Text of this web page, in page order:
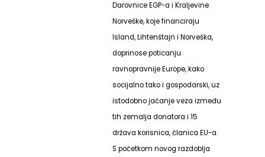
Darovnice EGP-a i Kraljevine
Norveške, koje financiraju
Island, Lihtenštajn i Norveška,
doprinose poticanju
ravnopravnije Europe, kako
socijalno tako i gospodarski, uz
istodobno jačanje veza između
tih zemalja donatora i 15
država korisnica, članica EU-a.
S početkom novog razdoblja